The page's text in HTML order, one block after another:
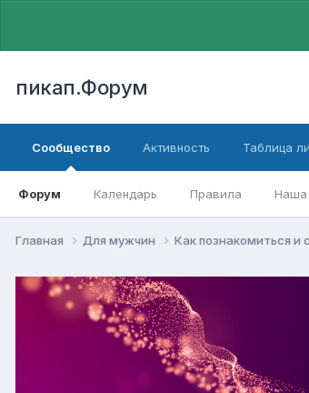
пикап.Форум
Сообщество
Форум Календарь Правила Наша
Активность Таблица
Главная Для мужчин Как познакомиться и